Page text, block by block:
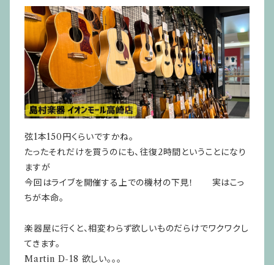
弦1本150円くらいですかね。
たったそれだけを買うのにも、往復2時間ということになり
ますが
今回はライブを開催する上での機材の下見！ 実はこっ
ちが本命。
楽器屋に行くと、相変わらず欲しいものだらけでワクワクし
てきます。
Martin D-18 欲しい。。。